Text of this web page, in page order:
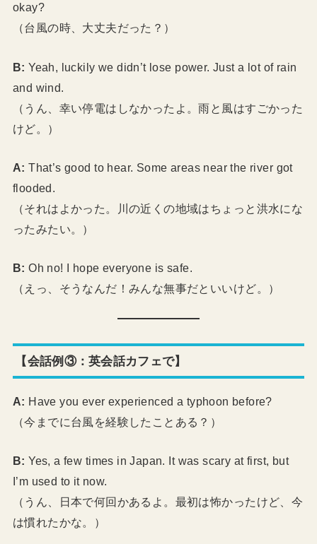
okay?
（台風の時、大丈夫だった？）
B: Yeah, luckily we didn’t lose power. Just a lot of rain
and wind.
（うん、幸い停電はしなかったよ。雨と風はすごかった
けど。）
A: That’s good to hear. Some areas near the river got
flooded.
（それはよかった。川の近くの地域はちょっと洪水にな
ったみたい。）
B: Oh no! I hope everyone is safe.
（えっ、そうなんだ！みんな無事だといいけど。）
【会話例③：英会話カフェで】
A: Have you ever experienced a typhoon before?
（今までに台風を経験したことある？）
B: Yes, a few times in Japan. It was scary at first, but
I’m used to it now.
（うん、日本で何回かあるよ。最初は怖かったけど、今
は慣れたかな。）